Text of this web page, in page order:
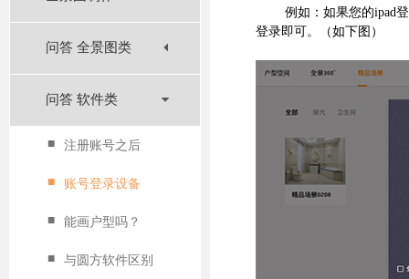
问答 全景图类
问答 软件类
■ 注册账号之后
■ 账号登录设备
■ 能画户型吗？
■ 与圆方软件区别
例如：如果您的ipad
登录即可。（如下图）